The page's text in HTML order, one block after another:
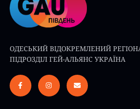
ОДЕСЬКИЙ ВІДОКРЕМЛЕНИЙ
ПІДРОЗДІЛ ГЕЙ-АЛЬЯНС УКРАЇНА